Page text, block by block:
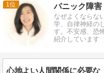
1
なぜよくならな
学、自律神経の
す。不安感、恐
紹介しています